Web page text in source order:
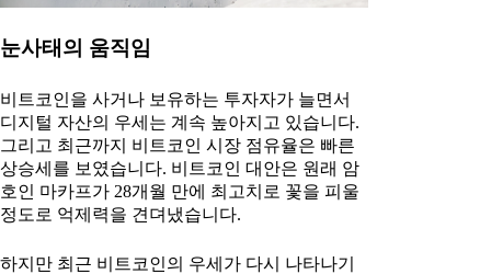
눈사태의 움직임
비트코인을 사거나 보유하는 투자자가 늘면서
디지털 자산의 우세는 계속 높아지고 있습니다.
그리고 최근까지 비트코인 시장 점유율은 빠른
상승세를 보였습니다. 비트코인 대안은 원래 암
호인 마카프가 28개월 만에 최고치로 꽃을 피울
정도로 억제력을 견뎌냈습니다.
하지만 최근 비트코인의 우세가 다시 나타나기